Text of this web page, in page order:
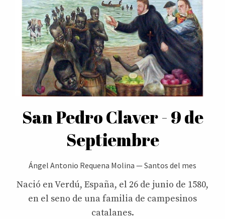
San Pedro Claver - 9 de
Septiembre
Ángel Antonio Requena Molina —Santos del mes
Nació en Verdú, España, el 26 de junio de 1580,
en el seno de una familia de campesinos
catalanes.